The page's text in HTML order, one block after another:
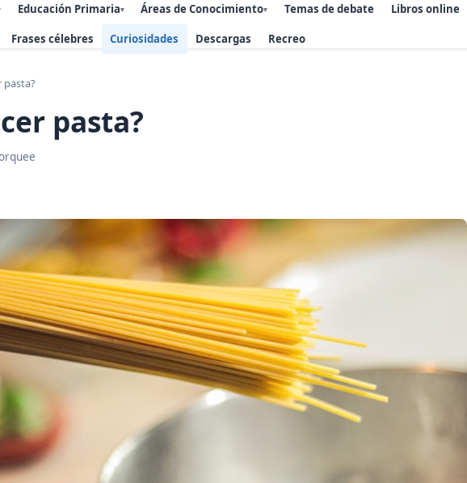
Educación Primaria▾ Áreas de Conocimiento▾ Temas de debate Libros online
Frases célebres Curiosidades Descargas Recreo
pasta?
pasta?